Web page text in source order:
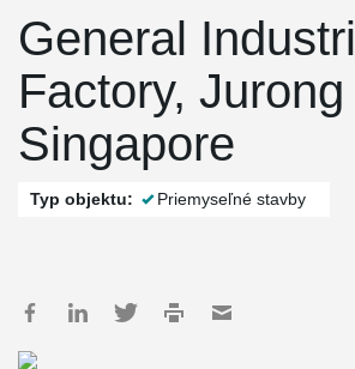
General
Factory,
Singapore
Typ objektu: Priemyseľné stavby